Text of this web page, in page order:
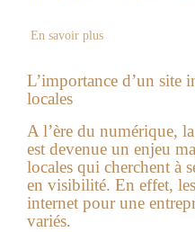
En savoir plus
L’importance d’un site
locales
A l’ère du numérique,
est devenue un enjeu
locales qui cherchent à
en visibilité. En effet,
internet pour une
variés.